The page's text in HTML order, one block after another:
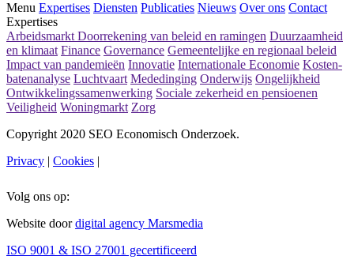
Menu Expertises Diensten Publicaties Nieuws Over ons Contact
Expertises
Arbeidsmarkt Doorrekening van beleid en ramingen Duurzaamheid
en klimaat Finance Governance Gemeentelijke en regionaal beleid
Impact van pandemieën Innovatie Internationale Economie Kosten-
batenanalyse Luchtvaart Mededinging Onderwijs Ongelijkheid
Ontwikkelingssamenwerking Sociale zekerheid en pensioenen
Veiligheid Woningmarkt Zorg
Copyright 2020 SEO Economisch Onderzoek.
Privacy | Cookies |
Volg ons op:
Website doordigital agency Marsmedia
ISO 9001 & ISO 27001 gecertificeerd